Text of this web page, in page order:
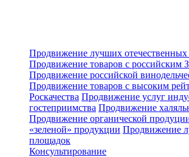
Продвижение лучших отечественных
Продвижение товаров с российским
Продвижение российской
Продвижение товаров с высоким
Роскачества Продвижение услуг
гостеприимства Продвижение
Продвижение органической
«зеленой» продукции Продвижение
площадок
Консультирование